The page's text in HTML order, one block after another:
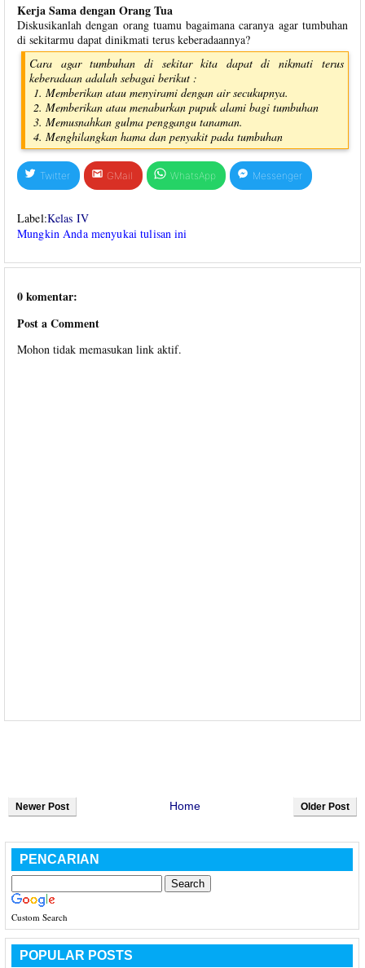
Kerja Sama dengan Orang Tua
Diskusikanlah dengan orang tuamu bagaimana caranya agar tumbuhan
di sekitarmu dapat dinikmati terus keberadaannya?
Cara agar tumbuhan di sekitar kita dapat di nikmati terus
keberadaan adalah sebagai berikut :
Memberikan atau menyirami dengan air secukupnya.
Memberikan atau menaburkan pupuk alami bagi tumbuhan
Memusnahkan gulma penggangu tanaman.
Menghilangkan hama dan penyakit pada tumbuhan
Twitter GMail WhatsApp Messenger
Label:Kelas IV
Mungkin Anda menyukai tulisan ini
0 komentar:
Post a Comment
Mohon tidak memasukan link aktif.
Newer Post Older Post
Home
PENCARIAN
Custom Search
POPULAR POSTS